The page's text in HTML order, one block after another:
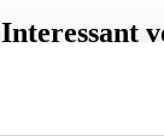
Interessant